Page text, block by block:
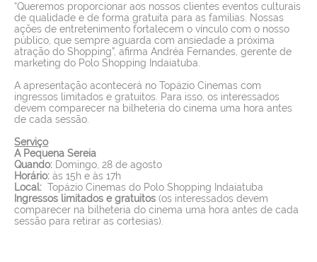
“Queremos proporcionar aos nossos clientes eventos culturais
de qualidade e de forma gratuita para as famílias. Nossas
ações de entretenimento fortalecem o vínculo com o nosso
público, que sempre aguarda com ansiedade a próxima
atração do Shopping”, afirma Andréa Fernandes, gerente de
marketing do Polo Shopping Indaiatuba.
A apresentação acontecerá no Topázio Cinemas com
ingressos limitados e gratuitos. Para isso, os interessados
devem comparecer na bilheteria do cinema uma hora antes
de cada sessão.
Serviço
A Pequena Sereia
Quando: Domingo, 28 de agosto
Horário: às 15h e às 17h
Local: Topázio Cinemas do Polo Shopping Indaiatuba
Ingressos limitados e gratuitos(os interessados devem
comparecer na bilheteria do cinema uma hora antes de cada
sessão para retirar as cortesias).